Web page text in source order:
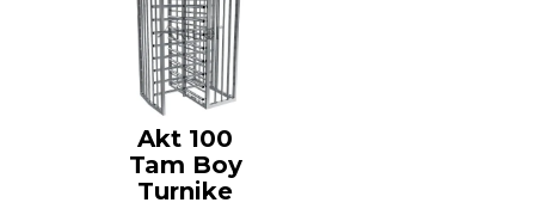
Akt 100
Tam Boy
Turnike